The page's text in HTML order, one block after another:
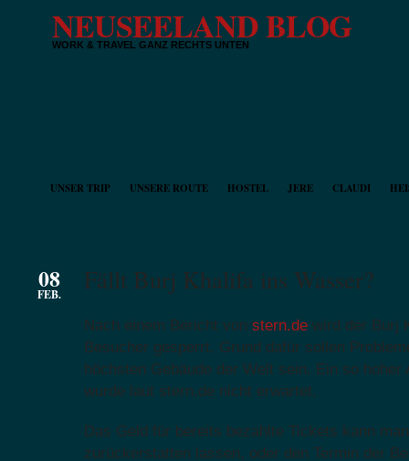
NEUSEELAND BLOG
WORK & TRAVEL GANZ RECHTS UNTEN
UNSER TRIP UNSERE ROUTE HOSTEL JERE CLAUDI
08
FEB. Fällt Burj Khalifa ins Wasser?
Nach einem Bericht von stern.de wird der Burj
Besucher gesperrt. Grund dafür sollen
höchsten Gebäude der Welt sein. Ein so hoher
wurde laut stern.de nicht erwartet.
Das Geld für bereits bezahlte Tickets kann
zurückerstatten lassen, oder den Termin der